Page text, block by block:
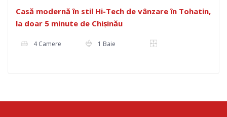
Casă modernă în stil Hi-Tech de vânzare în Tohatin,
la doar 5 minute de Chișinău
4 Camere 1 Baie